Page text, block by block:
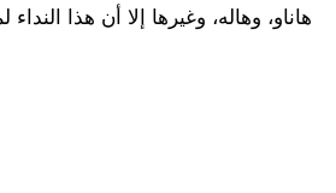
هاناو، وهاله، وغيرها إلا أن هذا